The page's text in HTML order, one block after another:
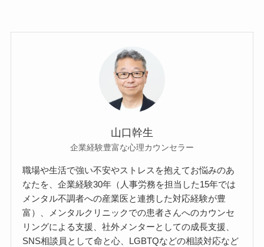
山口幹生
企業経験豊富な心理カウンセラー
職場や生活で強い不安やストレスを抱えてお悩みのあ
なたを、企業経験30年（人事労務を担当した15年では
メンタル不調者への産業医と連携した対応経験が豊
富）、メンタルクリニックでの患者さんへのカウンセ
リングによる支援、社外メンターとしての成長支援、
SNS相談員として命と心、LGBTQなどの相談対応など